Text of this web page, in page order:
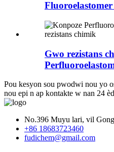
Gwo rezistans
Pou kesyon sou pwodwi nou yo
nou epi n ap kontakte w nan 24
No.396 Muyu lari, vil
+86 18683723460
fudichem@gmail.com